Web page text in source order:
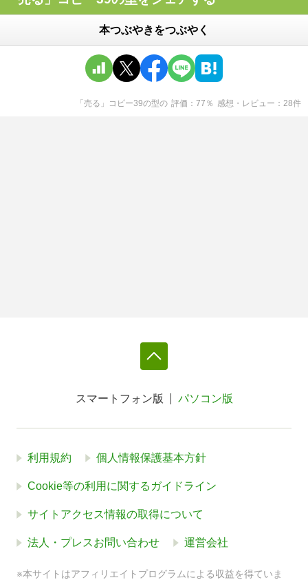
本つぶやきをつぶやく
「売る」コピー39の型の 評価 77 ％ 感想・レビュー 28件
スマートフォン版 パソコン版
利用規約 個人情報保護基本方針
Cookie等の利用に関するガイドライン
サイトアクセス情報の取得について
法人・プレスお問い合わせ 運営会社
※本サイトはアフィリエイトプログラムによる収益を得ていま